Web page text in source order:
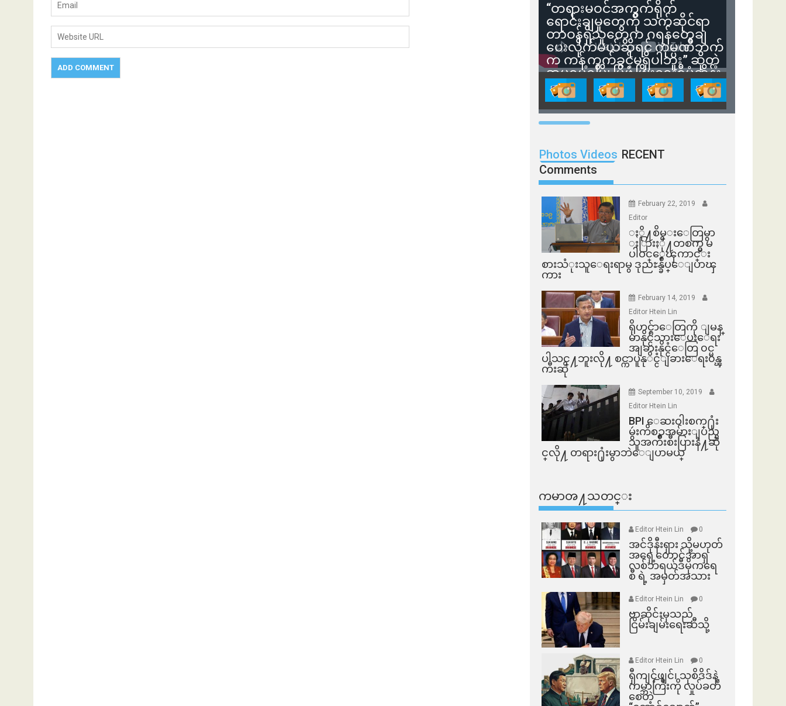
“တရားမဝင်အကွက်ရိုက်
ရောင်းချမှုတွေကို သက်ဆိုင်ရာ
တာဝန်ရှိသူတွေက ဂရန်တွေချ
ပေးလိုက်မယ်ဆိုရင် ကုမ္ပဏီဘက်
က ကန့်ကွက်ခွင့်မရှိပါဘူး” ဆိုတဲ့
အမရပူရမြို့ပြဖွံ့ဖြိုးရေးစီမံကိန်း
ဒါရိုက်တာ ဦးဇော်ရဲဝင်းနဲ့ တွေ့ဆုံ
ခြင်း
Photos Videos RECENT
Comments
February 22, 2019
Editor
ႏို႔စိမ္းေတြမွာ
ႏြားႏို႔တစက္မွ မ
ပါဝင္ေၾကာင္း
စားသံုးသူေရးရာမွ ဒုညႊန္ခ်ဳပ္ေျပာၾ
ကား
February 14, 2019
Editor Htein Lin
ရိုဟင္ဂ်ာေတြကို ျမန္
မာနိုင္ငံသားေပးေရး
အျခားနိုင္ငံေတြ ၀င္မ
ပါသင္႔ဘူးလို႔ စင္ကာပူနုိင္ငံျခားေရး၀န္ၾ
ကီးဆို
September 10, 2019
Editor Htein Lin
BPI ​ေဆးဝါးစက္​႐ုံး
မွဴးကိစၥအမ်ားျပည္​
သူအက်ိဳးစီးပြားနဲ႔ဆို
င္​လို႔ တရား႐ုံးမွာဘဲေျပာမယ္​
ကမာၻ႔သတင္း
Editor Htein Lin 0
အင်ဒိုနီးရှား သို့မဟုတ်
အရှေ့တောင်အာရှ
လစ်ဘရယ်ဒီမိုကရေ
စီ ရဲ့ အမှတ်အသား
Editor Htein Lin 0
ဗာဆိုင်းမှသည်
ငြိမ်းချမ်းရေးဆီသို့
Editor Htein Lin 0
ရှီကျင့်ဖျင်၊ သုစိဒိဒ်နဲ့
ကမ္ဘာကြီးကို လှုပ်ခတ်
စေတဲ့